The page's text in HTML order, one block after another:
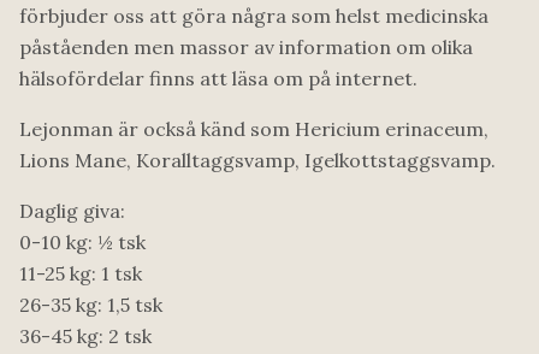
förbjuder oss att göra några som helst medicinska
påståenden men massor av information om olika
hälsofördelar finns att läsa om på internet.
Lejonman är också känd som Hericium erinaceum,
Lions Mane, Koralltaggsvamp, Igelkottstaggsvamp.
Daglig giva:
0-10 kg: ½ tsk
11-25 kg: 1 tsk
26-35 kg: 1,5 tsk
36-45 kg: 2 tsk